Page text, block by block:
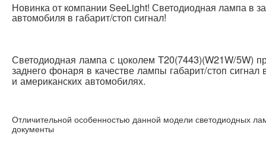
Новинка от компании SeeLight! Светодиодная лампа в
автомобиля в габарит/стоп сигнал!
Светодиодная лампа с цоколем T20(7443)(W21W/5W)
заднего фонаря в качестве лампы габарит/стоп сигнал
и американских автомобилях.
Отличительной особенностью данной модели светодиодных
документы